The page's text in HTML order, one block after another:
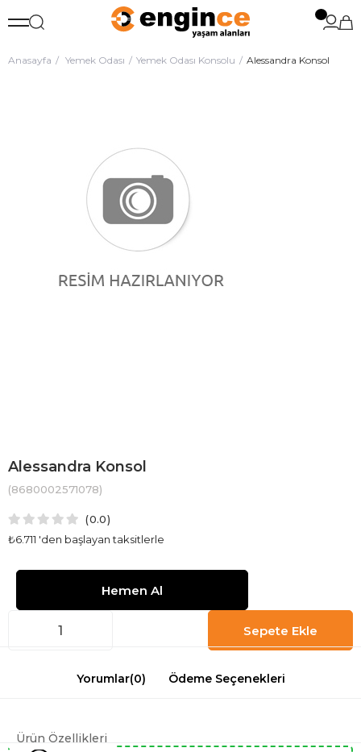
Anasayfa Yemek Odası Yemek Odası Konsolu Alessandra Konsol
Alessandra Konsol
(8680002571078)
0.0
₺6.711 'den başlayan taksitlerle
Yorumlar(0) Ödeme Seçenekleri
Ürün Özellikleri